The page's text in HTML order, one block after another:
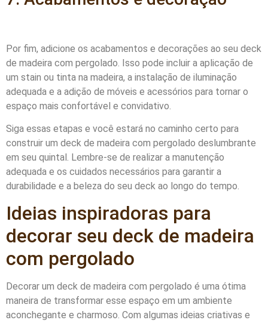
Por fim, adicione os acabamentos e decorações ao seu deck
de madeira com pergolado. Isso pode incluir a aplicação de
um stain ou tinta na madeira, a instalação de iluminação
adequada e a adição de móveis e acessórios para tornar o
espaço mais confortável e convidativo.
Siga essas etapas e você estará no caminho certo para
construir um deck de madeira com pergolado deslumbrante
em seu quintal. Lembre-se de realizar a manutenção
adequada e os cuidados necessários para garantir a
durabilidade e a beleza do seu deck ao longo do tempo.
Ideias inspiradoras para
decorar seu deck de madeira
com pergolado
Decorar um deck de madeira com pergolado é uma ótima
maneira de transformar esse espaço em um ambiente
aconchegante e charmoso. Com algumas ideias criativas e